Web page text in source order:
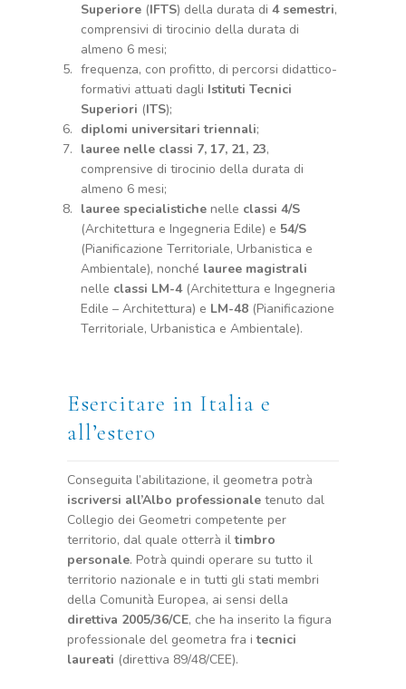
Superiore (IFTS) della durata di 4 semestri,
comprensivi di tirocinio della durata di
almeno 6 mesi;
frequenza, con profitto, di percorsi didattico-
formativi attuati dagli Istituti Tecnici
Superiori (ITS);
diplomi universitari triennali;
lauree nelle classi 7, 17, 21, 23,
comprensive di tirocinio della durata di
almeno 6 mesi;
lauree specialistiche nelle classi 4/S
(Architettura e Ingegneria Edile) e 54/S
(Pianificazione Territoriale, Urbanistica e
Ambientale), nonché lauree magistrali
nelle classi LM-4(Architettura e Ingegneria
Edile – Architettura) e LM-48 (Pianificazione
Territoriale, Urbanistica e Ambientale).
Esercitare in Italia e
all’estero
Conseguita l’abilitazione, il geometra potrà
iscriversi all’Albo professionale tenuto dal
Collegio dei Geometri competente per
territorio, dal quale otterrà iltimbro
personale. Potrà quindi operare su tutto il
territorio nazionale e in tutti gli stati membri
della Comunità Europea, ai sensi della
direttiva 2005/36/CE, che ha inserito la figura
professionale del geometra fra itecnici
laureati (direttiva 89/48/CEE).